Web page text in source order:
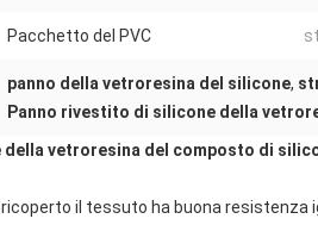
Pacchetto del PVC
panno della vetroresina del silicone,
Panno rivestito di silicone della
vetroresina del composto di
ricoperto il tessuto ha buona